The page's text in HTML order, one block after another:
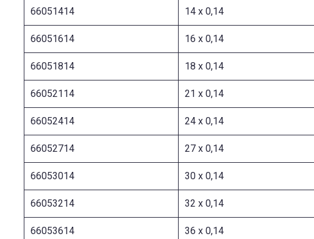
66051414 14 x 0,14
66051614 16 x 0,14
66051814 18 x 0,14
66052114 21 x 0,14
66052414 24 x 0,14
66052714 27 x 0,14
66053014 30 x 0,14
66053214 32 x 0,14
66053614 36 x 0,14